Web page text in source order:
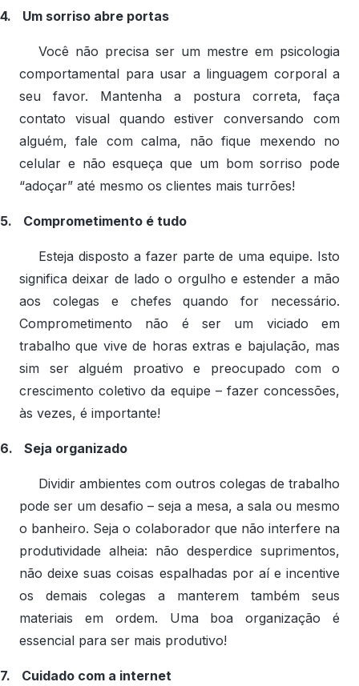
4. Um sorriso abre portas
Você não precisa ser um mestre em psicologia
comportamental para usar a linguagem corporal a
seu favor. Mantenha a postura correta, faça
contato visual quando estiver conversando com
alguém, fale com calma, não fique mexendo no
celular e não esqueça que um bom sorriso pode
“adoçar” até mesmo os clientes mais turrões!
5. Comprometimento é tudo
Esteja disposto a fazer parte de uma equipe. Isto
significa deixar de lado o orgulho e estender a mão
aos colegas e chefes quando for necessário.
Comprometimento não é ser um viciado em
trabalho que vive de horas extras e bajulação, mas
sim ser alguém proativo e preocupado com o
crescimento coletivo da equipe – fazer concessões,
às vezes, é importante!
6. Seja organizado
Dividir ambientes com outros colegas de trabalho
pode ser um desafio – seja a mesa, a sala ou mesmo
o banheiro. Seja o colaborador que não interfere na
produtividade alheia: não desperdice suprimentos,
não deixe suas coisas espalhadas por aí e incentive
os demais colegas a manterem também seus
materiais em ordem. Uma boa organização é
essencial para ser mais produtivo!
7. Cuidado com a internet